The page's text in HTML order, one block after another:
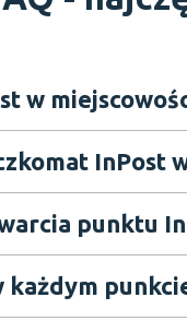
w
InPost
punktu
każdym